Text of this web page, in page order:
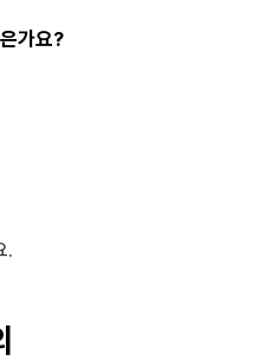
가요?
.